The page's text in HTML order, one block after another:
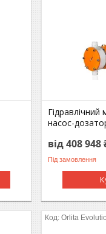
насос-
від 408 948
Під замовлення
Orlita